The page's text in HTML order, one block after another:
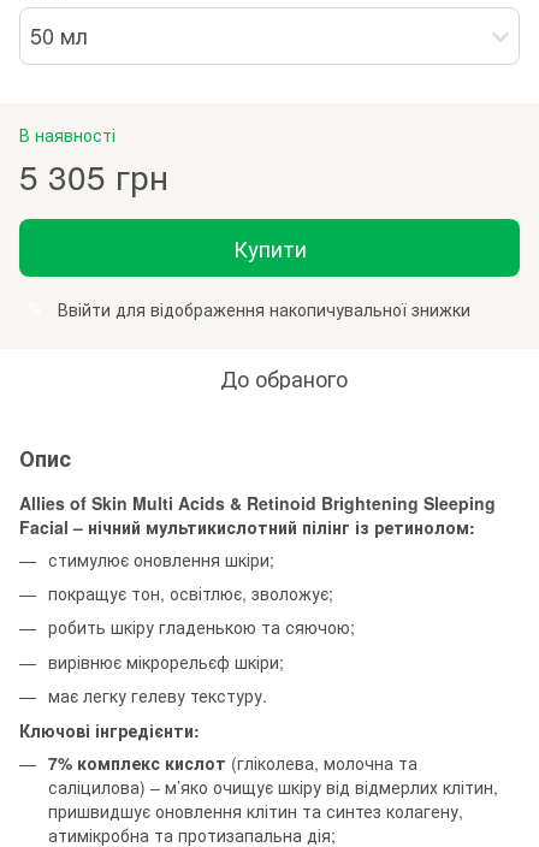
50 мл
В наявності
5 305 грн
Купити
Ввійти для відображення накопичувальної знижки
До обраного
Опис
Allies of Skin Multi Acids & Retinoid Brightening Sleeping
Facial – нічний мультикислотний пілінг із ретинолом:
стимулює оновлення шкіри;
покращує тон, освітлює, зволожує;
робить шкіру гладенькою та сяючою;
вирівнює мікрорельєф шкіри;
має легку гелеву текстуру.
Ключові інгредієнти:
7% комплекс кислот (гліколева, молочна та
саліцилова) – м’яко очищує шкіру від відмерлих клітин,
пришвидшує оновлення клітин та синтез колагену,
атимікробна та протизапальна дія;